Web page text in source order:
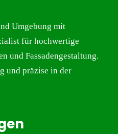
Umgebung mit
für hochwertige
und Fassadengestaltung.
und präzise in der